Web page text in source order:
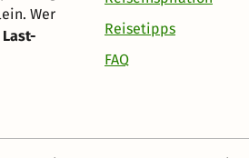
Wer
Last-
Reisetipps
FAQ